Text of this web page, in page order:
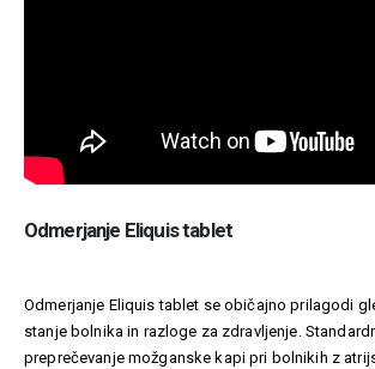
Odmerjanje Eliquis tablet
Odmerjanje Eliquis tablet se običajno prilagodi
stanje bolnika in razloge za zdravljenje.
preprečevanje možganske kapi pri bolnikih z